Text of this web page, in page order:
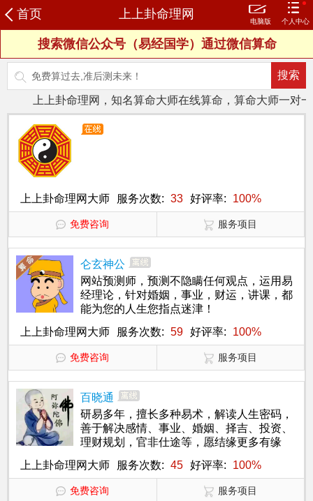
首页 上上卦命理网
个人中心
电脑版
登录
我的订单 购买卦币
试测记录
我的评价
我的信箱 个人信息 修改密码 进入预测室
搜索微信公众号（易经国学）通过微信算命
上上卦命理网，知名算命大师在线算命，算命大师一对一
上上卦命理网大师 服务次数: 33 好评率: 100%
免费咨询 服务项目
仑玄神公
网站预测师，预测不隐瞒任何观点，运用易
经理论，针对婚姻，事业，财运，讲课，都
能为您的人生您指点迷津！
上上卦命理网大师
服务次数: 59 好评率: 100%
免费咨询 服务项目
百晓通
研易多年，擅长多种易术，解读人生密码，
善于解决感情、事业、婚姻、择吉、投资、
理财规划，官非仕途等，愿结缘更多有缘
上上卦命理网大师 服务次数: 45 好评率: 100%
免费咨询 服务项目